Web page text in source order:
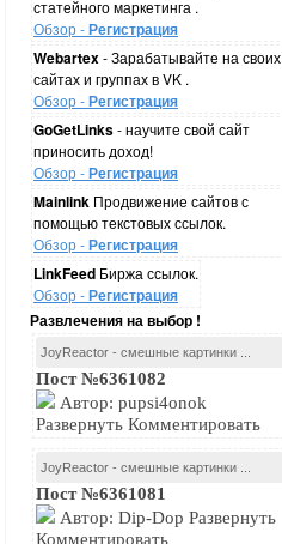
статейного маркетинга .
Обзор -Регистрация
Webartex- Зарабатывайте на своих
сайтах и группах в VK .
Обзор -Регистрация
GoGetLinks- научите свой сайт
приносить доход!
Обзор -Регистрация
Mainlink Продвижение сайтов с
помощью текстовых ссылок.
Обзор -Регистрация
LinkFeed Биржа ссылок.
Обзор -Регистрация
Развлечения на выбор !
JoyReactor - смешные картинки ...
Пост №6361082
Автор: pupsi4onok
Развернуть Комментировать
JoyReactor - смешные картинки ...
Пост №6361081
Автор: Dip-Dop Развернуть
Комментировать